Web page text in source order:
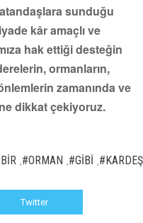
sunduğu
kâr amaçlı ve
hak ettiği desteğin
ormanların,
zamanında ve
dikkat çekiyoruz.
#ORMAN #GİBİ
Twitter